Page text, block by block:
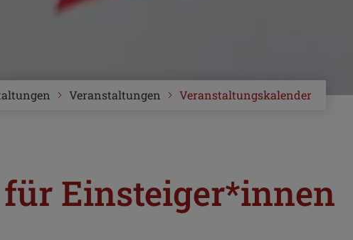
Veranstaltungskalender
Veranstaltungen
Einsteiger*innen